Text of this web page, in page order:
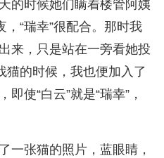
的时候她们瞒着楼管阿姨
，“瑞幸”很配合。那时我
来，只是站在一旁看她投
猫的时候，我也便加入了
使“白云”就是“瑞幸”，
一张猫的照片，蓝眼睛，